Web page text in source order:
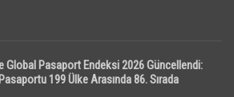
Global Pasaport Endeksi 2026 Güncellendi:
199 Ülke Arasında 86. Sırada